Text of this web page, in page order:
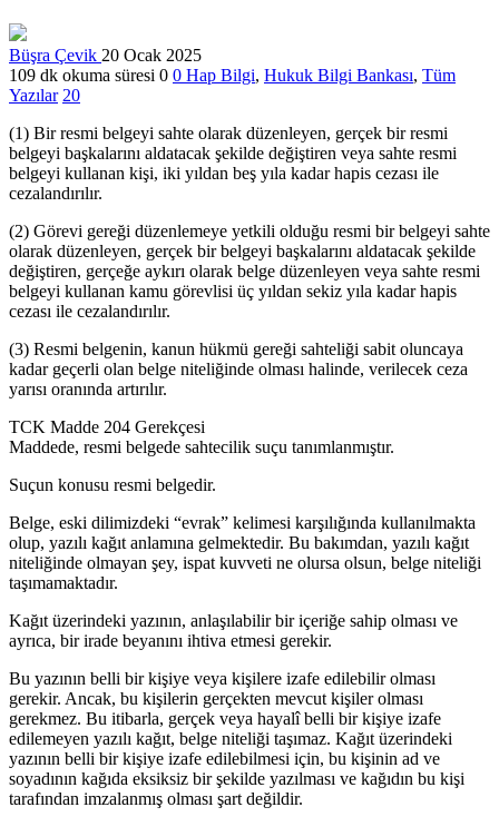
Büşra Çevik 20 Ocak 2025
109 dk okuma süresi 0 0 Hap Bilgi, Hukuk Bilgi Bankası, Tüm
Yazılar 20
(1) Bir resmi belgeyi sahte olarak düzenleyen, gerçek bir resmi
belgeyi başkalarını aldatacak şekilde değiştiren veya sahte resmi
belgeyi kullanan kişi, iki yıldan beş yıla kadar hapis cezası ile
cezalandırılır.
(2) Görevi gereği düzenlemeye yetkili olduğu resmi bir belgeyi sahte
olarak düzenleyen, gerçek bir belgeyi başkalarını aldatacak şekilde
değiştiren, gerçeğe aykırı olarak belge düzenleyen veya sahte resmi
belgeyi kullanan kamu görevlisi üç yıldan sekiz yıla kadar hapis
cezası ile cezalandırılır.
(3) Resmi belgenin, kanun hükmü gereği sahteliği sabit oluncaya
kadar geçerli olan belge niteliğinde olması halinde, verilecek ceza
yarısı oranında artırılır.
TCK Madde 204 Gerekçesi
Maddede, resmi belgede sahtecilik suçu tanımlanmıştır.
Suçun konusu resmi belgedir.
Belge, eski dilimizdeki “evrak” kelimesi karşılığında kullanılmakta
olup, yazılı kağıt anlamına gelmektedir. Bu bakımdan, yazılı kağıt
niteliğinde olmayan şey, ispat kuvveti ne olursa olsun, belge niteliği
taşımamaktadır.
Kağıt üzerindeki yazının, anlaşılabilir bir içeriğe sahip olması ve
ayrıca, bir irade beyanını ihtiva etmesi gerekir.
Bu yazının belli bir kişiye veya kişilere izafe edilebilir olması
gerekir. Ancak, bu kişilerin gerçekten mevcut kişiler olması
gerekmez. Bu itibarla, gerçek veya hayalî belli bir kişiye izafe
edilemeyen yazılı kağıt, belge niteliği taşımaz. Kağıt üzerindeki
yazının belli bir kişiye izafe edilebilmesi için, bu kişinin ad ve
soyadının kağıda eksiksiz bir şekilde yazılması ve kağıdın bu kişi
tarafından imzalanmış olması şart değildir.